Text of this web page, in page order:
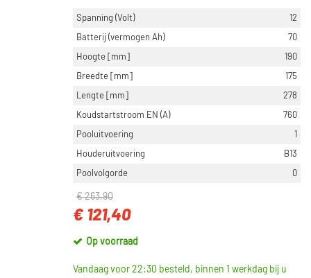
Spanning (Volt)
12
Batterij (vermogen Ah)
70
Hoogte [mm]
190
Breedte [mm]
175
Lengte [mm]
278
Koudstartstroom EN (A)
760
Pooluitvoering
1
Houderuitvoering
B13
Poolvolgorde
0
€ 263,90
€ 121,40
Op voorraad
Vandaag voor 22:30 besteld, binnen 1 werkdag bij u